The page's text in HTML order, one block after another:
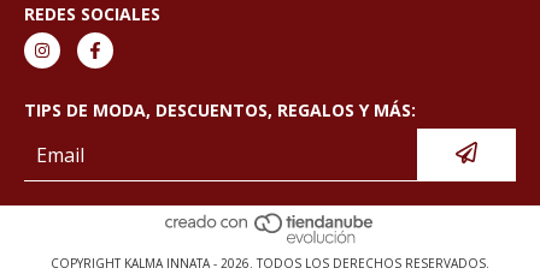
REDES SOCIALES
TIPS DE MODA, DESCUENTOS, REGALOS Y MÁS:
COPYRIGHT KALMA INNATA - 2026. TODOS LOS DERECHOS RESERVADOS.